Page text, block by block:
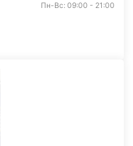
Пн-Вс: 09:00 - 21:00